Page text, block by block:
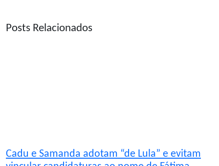
Posts Relacionados
Cadu e Samanda adotam “de Lula” e evitam